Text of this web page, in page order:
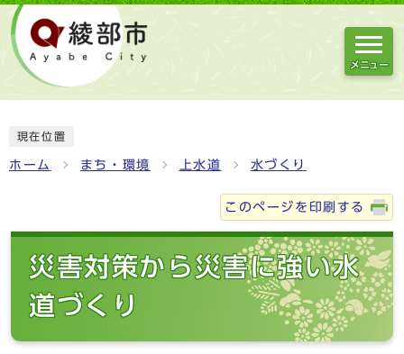
メニュー
現在位置
ホーム まち・環境 上水道 水づくり
このページを印刷する
災害対策から災害に強い水
道づくり